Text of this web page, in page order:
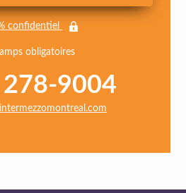
confidentiel
obligatoires
278-9004